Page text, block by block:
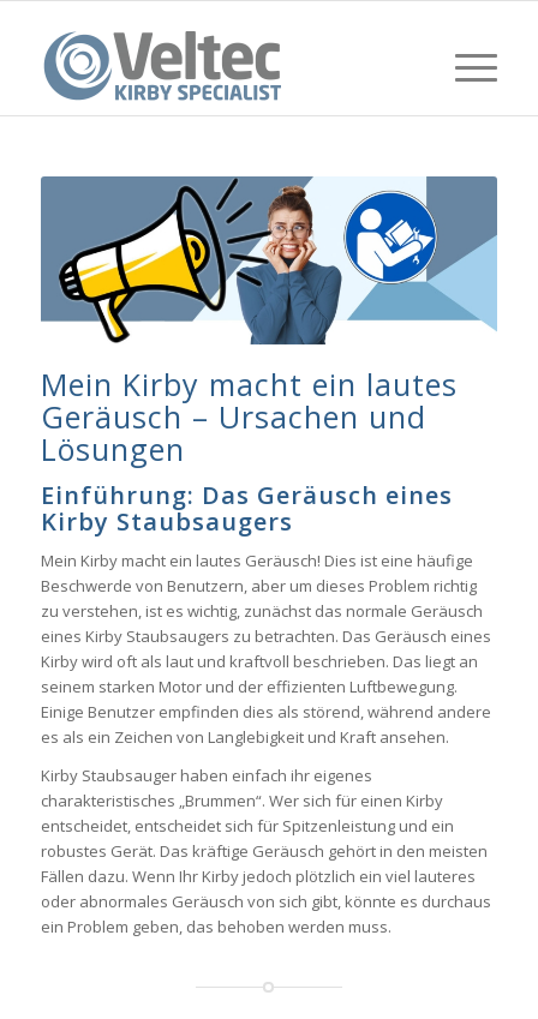
Mein Kirby macht ein lautes
Geräusch – Ursachen und
Lösungen
Einführung: Das Geräusch eines
Kirby Staubsaugers
Mein Kirby macht ein lautes Geräusch! Dies ist eine häufige
Beschwerde von Benutzern, aber um dieses Problem richtig
zu verstehen, ist es wichtig, zunächst das normale Geräusch
eines Kirby Staubsaugers zu betrachten. Das Geräusch eines
Kirby wird oft als laut und kraftvoll beschrieben. Das liegt an
seinem starken Motor und der effizienten Luftbewegung.
Einige Benutzer empfinden dies als störend, während andere
es als ein Zeichen von Langlebigkeit und Kraft ansehen.
Kirby Staubsauger haben einfach ihr eigenes
charakteristisches „Brummen“. Wer sich für einen Kirby
entscheidet, entscheidet sich für Spitzenleistung und ein
robustes Gerät. Das kräftige Geräusch gehört in den meisten
Fällen dazu. Wenn Ihr Kirby jedoch plötzlich ein viel lauteres
oder abnormales Geräusch von sich gibt, könnte es durchaus
ein Problem geben, das behoben werden muss.